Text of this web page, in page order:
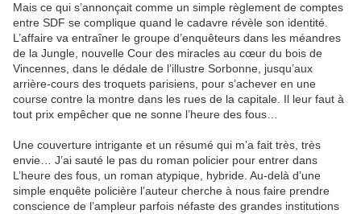
Mais ce qui s’annonçait comme un simple règlement de comptes
entre SDF se complique quand le cadavre révèle son identité.
L’affaire va entraîner le groupe d’enquêteurs dans les méandres
de la Jungle, nouvelle Cour des miracles au cœur du bois de
Vincennes, dans le dédale de l’illustre Sorbonne, jusqu’aux
arrière-cours des troquets parisiens, pour s’achever en une
course contre la montre dans les rues de la capitale. Il leur faut à
tout prix empêcher que ne sonne l’heure des fous…
Une couverture intrigante et un résumé qui m’a fait très, très
envie… J’ai sauté le pas du roman policier pour entrer dans
L’heure des fous, un roman atypique, hybride. Au-delà d’une
simple enquête policière l’auteur cherche à nous faire prendre
conscience de l’ampleur parfois néfaste des grandes institutions